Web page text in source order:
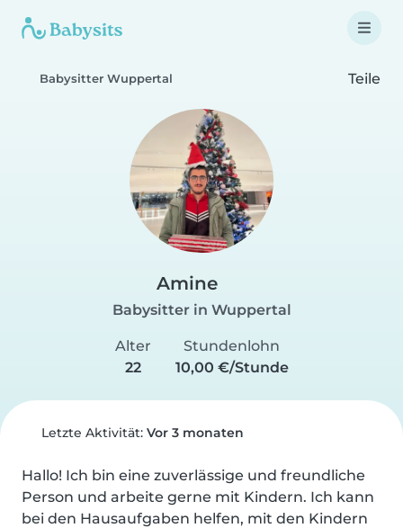
Babysitter Wuppertal Teile
Amine
Babysitter in Wuppertal
Alter
22
Stundenlohn
10,00 €/Stunde
Letzte Aktivität: Vor 3 monaten
Hallo! Ich bin eine zuverlässige und freundliche
Person und arbeite gerne mit Kindern. Ich kann
bei den Hausaufgaben helfen, mit den Kindern